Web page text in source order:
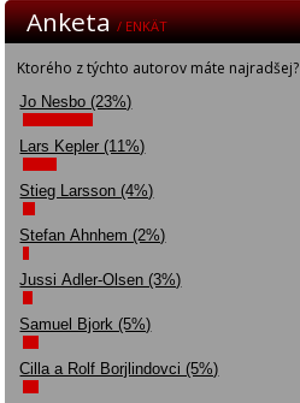
Anketa/ ENKÄT
Ktorého z týchto autorov máte najradšej?
Jo Nesbo (23%)
Lars Kepler (11%)
Stieg Larsson (4%)
Stefan Ahnhem (2%)
Jussi Adler-Olsen (3%)
Samuel Bjork (5%)
Cilla a Rolf Borjlindovci (5%)